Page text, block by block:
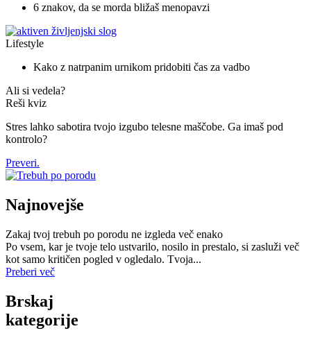
6 znakov, da se morda bližaš menopavzi
Lifestyle
Kako z natrpanim urnikom pridobiti čas za vadbo
Ali si vedela?
Reši kviz
Stres lahko sabotira tvojo izgubo telesne maščobe. Ga imaš pod
kontrolo?
Preveri.
Najnovejše
Zakaj tvoj trebuh po porodu ne izgleda več enako
Po vsem, kar je tvoje telo ustvarilo, nosilo in prestalo, si zasluži več
kot samo kritičen pogled v ogledalo. Tvoja...
Preberi več
Brskaj
kategorije